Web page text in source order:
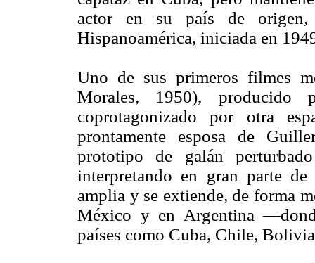
actor en su país de
Hispanoamérica, iniciada en
Uno de sus primeros filmes
Morales, 1950),
coprotagonizado por otra
prontamente esposa de
prototipo de galán
interpretando en gran parte
amplia y se extiende, de forma
México y en Argentina
países como Cuba, Chile,